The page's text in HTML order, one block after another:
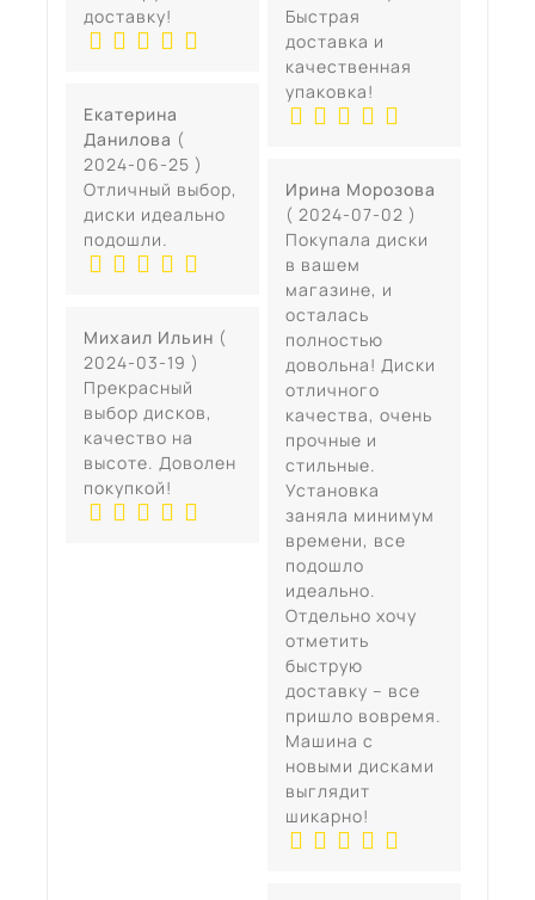
доставку!
Екатерина
Данилова (
2024-06-25 )
Отличный выбор,
диски идеально
подошли.
Михаил Ильин (
2024-03-19 )
Прекрасный
выбор дисков,
качество на
высоте. Доволен
покупкой!
Быстрая
доставка и
качественная
упаковка!
Ирина Морозова
( 2024-07-02 )
Покупала диски
в вашем
магазине, и
осталась
полностью
довольна! Диски
отличного
качества, очень
прочные и
стильные.
Установка
заняла минимум
времени, все
подошло
идеально.
Отдельно хочу
отметить
быструю
доставку – все
пришло вовремя.
Машина с
новыми дисками
выглядит
шикарно!